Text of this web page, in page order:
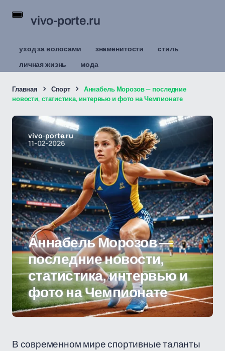
vivo-porte.ru
уход за волосами знаменитости
стиль
личная жизнь
мода
Главная Спорт
Аннабель Морозов — последние
новости, статистика, интервью и фото на Чемпионате
vivo-porte.ru
11-02-2026
Аннабель Морозов —
последние новости,
статистика, интервью и
фото на Чемпионате
В современном мире спортивные таланты